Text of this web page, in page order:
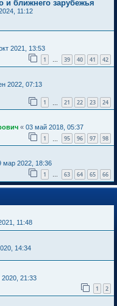
и ближнего зарубежья
11:12
2021, 13:53
1 … 39 40 41 42
2022, 07:13
1 21 22 23 24
« 03 май 2018, 05:37
1 95 96 97 98
мар 2022, 18:36
1 … 63 64 65 66
11:48
14:34
2020, 21:33
1 2